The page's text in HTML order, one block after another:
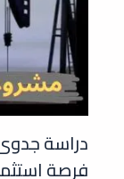
دراسة
فرصة